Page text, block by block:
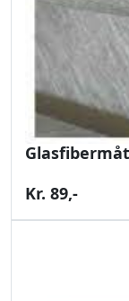
Kr. 89,-